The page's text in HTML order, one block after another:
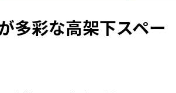
多彩な高架下スペー